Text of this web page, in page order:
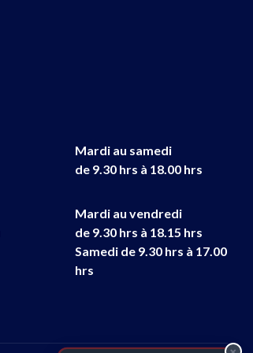
Mardi au samedi
de 9.30 hrs à 18.00 hrs
Mardi au vendredi
de 9.30 hrs à 18.15 hrs
Samedi de 9.30 hrs à 17.00
hrs